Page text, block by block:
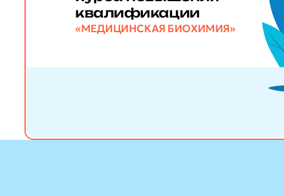
квалификации
«МЕДИЦИНСКАЯ БИОХИМИЯ»